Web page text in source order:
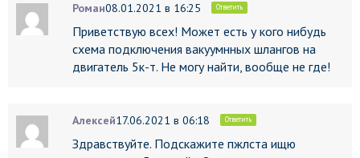
Роман08.01.2021 в 16:25 Ответить
Приветствую всех! Может есть у кого нибудь
схема подключения вакуумнных шлангов на
двигатель 5к-т. Не могу найти, вообще не где!
Алексей17.06.2021 в 06:18 Ответить
Здравствуйте. Подскажите пжлста ищю